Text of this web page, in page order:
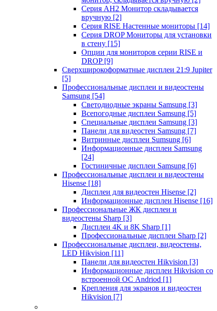
Серия AH2 Монитор складывается
вручную [2]
Серия RISE Настенные мониторы [14]
Серия DROP Мониторы для установки
в стену [15]
Опции для мониторов серии RISE и
DROP [9]
Сверхширокоформатные дисплеи 21:9 Jupiter
[5]
Профессиональные дисплеи и видеостены
Samsung [54]
Светодиодные экраны Samsung [3]
Всепогодные дисплеи Samsung [5]
Специальные дисплеи Samsung [3]
Панели для видеостен Samsung [7]
Витринные дисплеи Sumsung [6]
Информационные дисплеи Samsung
[24]
Гостиничные дисплеи Samsung [6]
Профессиональные дисплеи и видеостены
Hisense [18]
Дисплеи для видеостен Hisense [2]
Информационные дисплеи Hisense [16]
Профессиональные ЖК дисплеи и
видеостены Sharp [3]
Дисплеи 4K и 8K Sharp [1]
Профессиональные дисплеи Sharp [2]
Профессиональные дисплеи, видеостены,
LED Hikvision [11]
Панели для видеостен Hikvision [3]
Информационные дисплеи Hikvision со
встроенной ОС Andriod [1]
Крепления для экранов и видеостен
Hikvision [7]